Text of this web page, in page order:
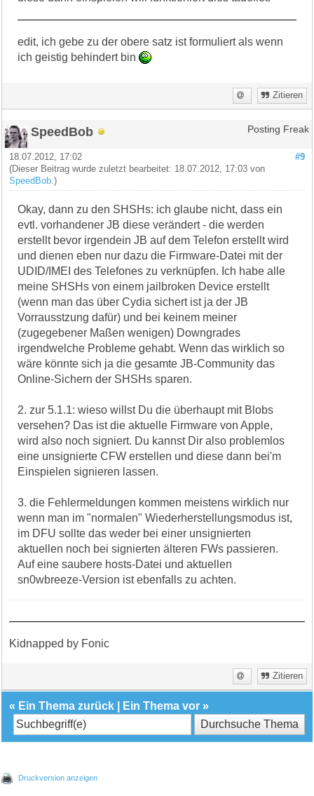
edit, ich gebe zu der obere satz ist formuliert als wenn
ich geistig behindert bin
Zitieren
SpeedBob Posting Freak
#9
18.07.2012, 17:02
(Dieser Beitrag wurde zuletzt bearbeitet: 18.07.2012, 17:03 von
SpeedBob .)
Okay, dann zu den SHSHs: ich glaube nicht, dass ein
evtl. vorhandener JB diese verändert - die werden
erstellt bevor irgendein JB auf dem Telefon erstellt wird
und dienen eben nur dazu die Firmware-Datei mit der
UDID/IMEI des Telefones zu verknüpfen. Ich habe alle
meine SHSHs von einem jailbroken Device erstellt
(wenn man das über Cydia sichert ist ja der JB
Vorrausstzung dafür) und bei keinem meiner
(zugegebener Maßen wenigen) Downgrades
irgendwelche Probleme gehabt. Wenn das wirklich so
wäre könnte sich ja die gesamte JB-Community das
Online-Sichern der SHSHs sparen.
2. zur 5.1.1: wieso willst Du die überhaupt mit Blobs
versehen? Das ist die aktuelle Firmware von Apple,
wird also noch signiert. Du kannst Dir also problemlos
eine unsignierte CFW erstellen und diese dann bei'm
Einspielen signieren lassen.
3. die Fehlermeldungen kommen meistens wirklich nur
wenn man im "normalen" Wiederherstellungsmodus ist,
im DFU sollte das weder bei einer unsignierten
aktuellen noch bei signierten älteren FWs passieren.
Auf eine saubere hosts-Datei und aktuellen
sn0wbreeze-Version ist ebenfalls zu achten.
Kidnapped by Fonic
Zitieren
« Ein Thema zurück Ein Thema vor »
Druckversion anzeigen